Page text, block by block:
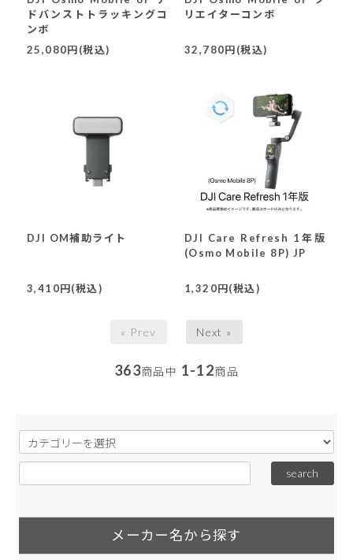
ドバンストトラッキングコ
ンボ
25,080円(税込)
リエイターコンボ
32,780円(税込)
DJI OM補助ライト
3,410円(税込)
DJI Care Refresh 1年版
(Osmo Mobile 8P) JP
1,320円(税込)
« Prev Next »
363商品中 1-12商品
メーカー名から探す